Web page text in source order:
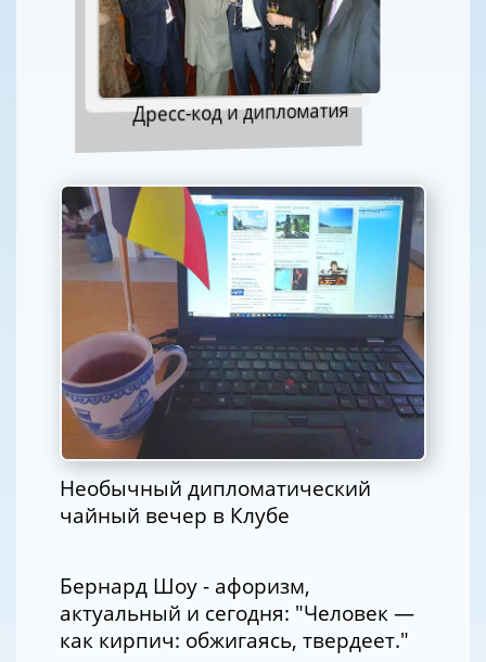
Дресс-код и дипломатия
Необычный дипломатический
чайный вечер в Клубе
Бернард Шоу - афоризм,
актуальный и сегодня: "Человек —
как кирпич: обжигаясь, твердеет."